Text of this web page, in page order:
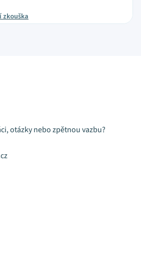
otázky nebo zpětnou vazbu?